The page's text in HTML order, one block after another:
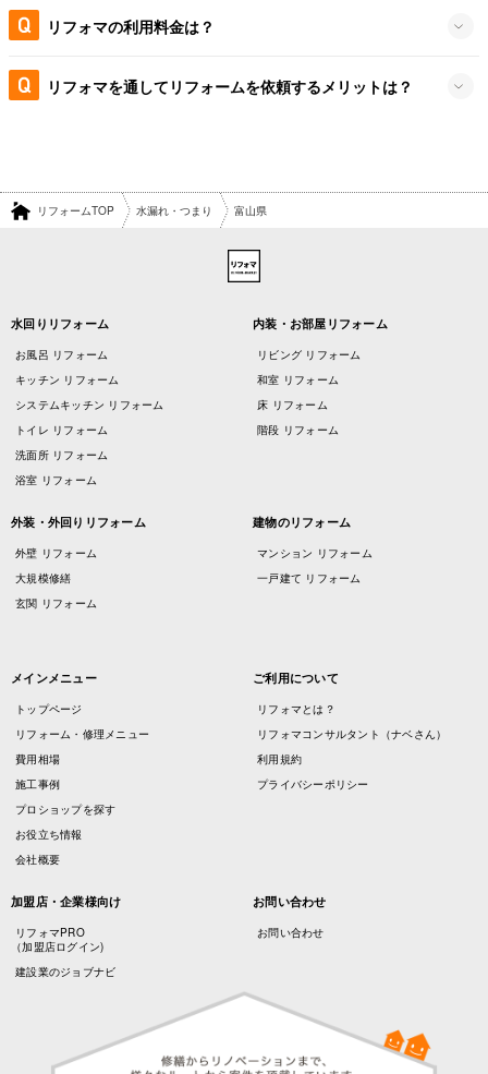
リフォマの利用料金は？
リフォマを通してリフォームを依頼するメリットは？
リフォームTOP 水漏れ・つまり 富山県
水回りリフォーム
お風呂 リフォーム
キッチン リフォーム
システムキッチン リフォーム
トイレ リフォーム
洗面所 リフォーム
浴室 リフォーム
内装・お部屋リフォーム
リビング リフォーム
和室 リフォーム
床 リフォーム
階段 リフォーム
外装・外回りリフォーム
外壁 リフォーム
大規模修繕
玄関 リフォーム
建物のリフォーム
マンション リフォーム
一戸建て リフォーム
メインメニュー
トップページ
リフォーム・修理メニュー
費用相場
施工事例
プロショップを探す
お役立ち情報
会社概要
ご利用について
リフォマとは？
リフォマコンサルタント（ナベさん）
利用規約
プライバシーポリシー
加盟店・企業様向け
リフォマPRO
（加盟店ログイン)
建設業のジョブナビ
お問い合わせ
お問い合わせ